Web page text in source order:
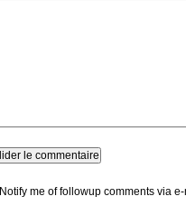
Notify me of followup comments via